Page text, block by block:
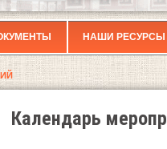
НАШИ РЕСУРСЫ
Календарь